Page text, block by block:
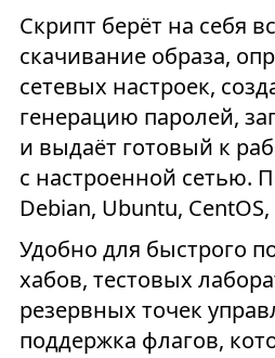
Скрипт берёт на себя
скачивание образа,
сетевых настроек,
генерацию паролей,
и выдаёт готовый к
с настроенной сетью.
Debian, Ubuntu, CentOS,
Удобно для быстрого
хабов, тестовых
резервных точек
поддержка флагов,